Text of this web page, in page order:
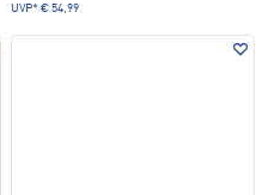
UVP* € 54,99